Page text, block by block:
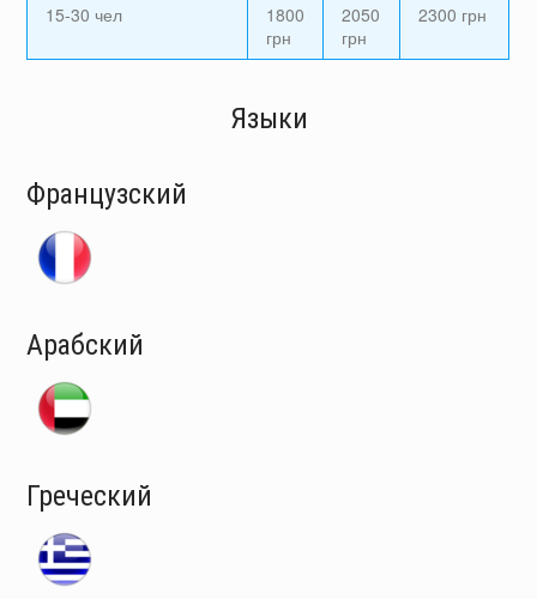
15-30 чел
1800
грн
2050
грн
2300 грн
Языки
Французский
Арабский
Греческий